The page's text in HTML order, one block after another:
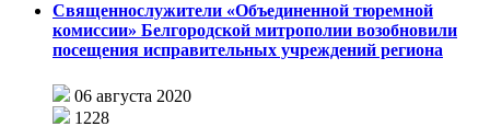
Священнослужители «Объединенной тюремной
комиссии» Белгородской митрополии возобновили
посещения исправительных учреждений региона
06 августа 2020
1228